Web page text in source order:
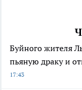
Буйного жителя
пьяную драку и
17:43